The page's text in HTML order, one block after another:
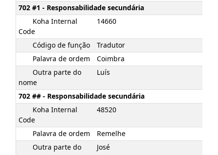
702 #1 - Responsabilidade secundária
Koha Internal
Code
14660
Código de função
Tradutor
Palavra de ordem
Coimbra
Outra parte do
nome
Luís
702 ## - Responsabilidade secundária
Koha Internal
Code
48520
Palavra de ordem
Remelhe
Outra parte do
José